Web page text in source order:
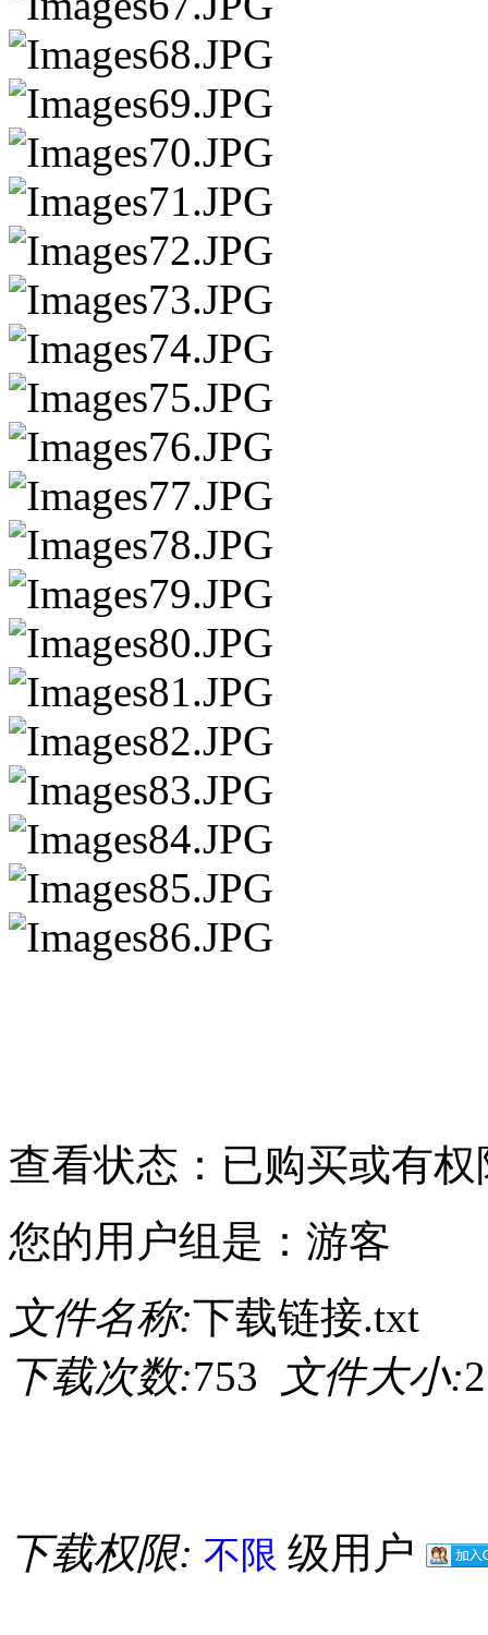
查看状态：已购买或有权
您的用户组是：游客
文件名称:下载链接.txt
下载次数:753 文件大小:
下载权限: 不限 级用户